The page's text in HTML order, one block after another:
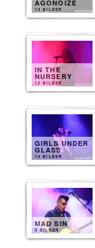
AGONOIZE
13 BILDER
IN THE
NURSERY
12 BILDER
GIRLS UNDER
GLASS
10 BILDER
MAD SIN
9 BILDER